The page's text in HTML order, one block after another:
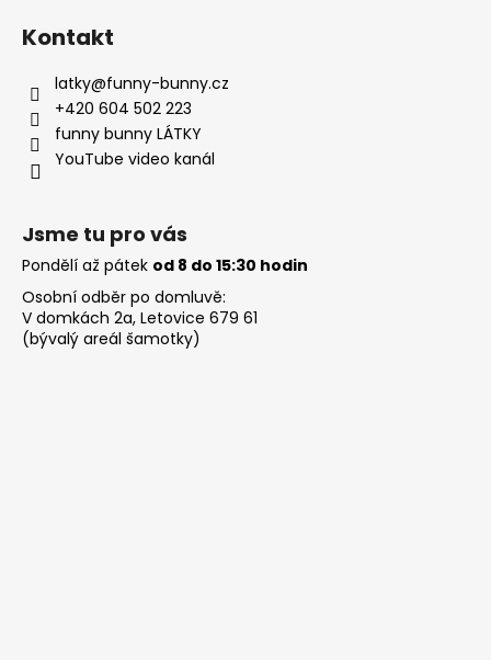
Kontakt
latky@funny-bunny.cz
+420 604 502 223
funny bunny LÁTKY
YouTube video kanál
Jsme tu pro vás
Pondělí až pátek od 8 do 15:30 hodin
Osobní odběr po domluvě:
V domkách 2a, Letovice 679 61
(bývalý areál šamotky)